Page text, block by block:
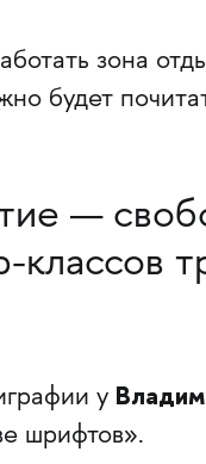
зона
будет
—
у
шрифтов».